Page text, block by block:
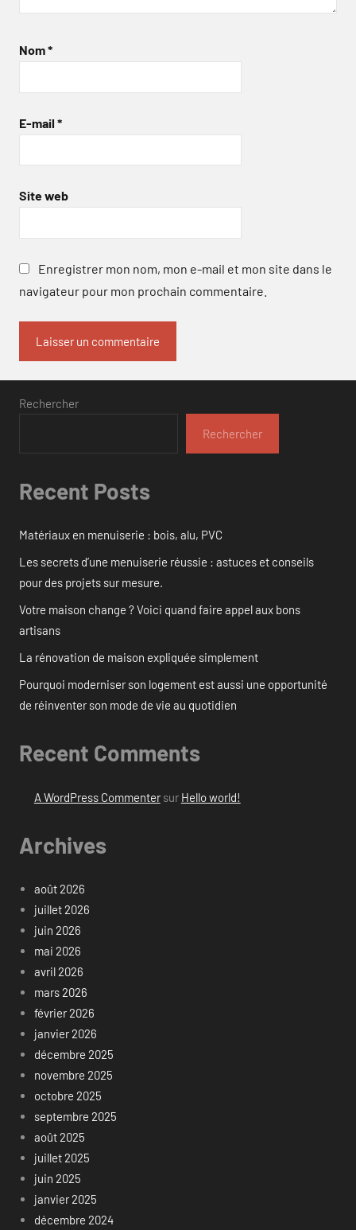
Nom*
E-mail *
Site web
Enregistrer mon nom, mon e-mail et mon site dans le
navigateur pour mon prochain commentaire.
Rechercher
Rechercher
Recent Posts
Matériaux en menuiserie : bois, alu, PVC
Les secrets d’une menuiserie réussie : astuces et conseils
pour des projets sur mesure.
Votre maison change ? Voici quand faire appel aux bons
artisans
La rénovation de maison expliquée simplement
Pourquoi moderniser son logement est aussi une opportunité
de réinventer son mode de vie au quotidien
Recent Comments
A WordPress Commentersur Hello world!
Archives
août 2026
juillet 2026
juin 2026
mai 2026
avril 2026
mars 2026
février 2026
janvier 2026
décembre 2025
novembre 2025
octobre 2025
septembre 2025
août 2025
juillet 2025
juin 2025
janvier 2025
décembre 2024